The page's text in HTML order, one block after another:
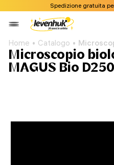
Spedizione gratuita
Home Catalogo
Microscopio
MAGUS Bio